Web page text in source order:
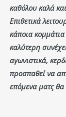
καθόλου καλά
Επιθετικά
κάποια
καλύτερη
αγωνιστικά,
προσπαθεί να
επόμενα ματς